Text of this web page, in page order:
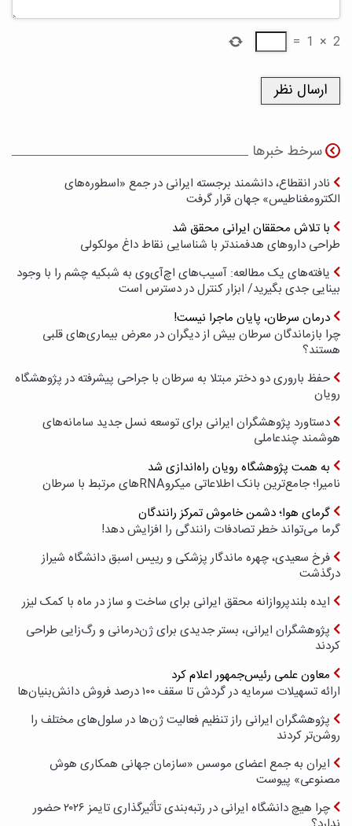
2
×
1
=
سرخط خبرها
نادر انقطاع، دانشمند برجسته ایرانی در جمع «اسطوره‌های
الکترومغناطیس» جهان قرار گرفت
با تلاش محققان ایرانی محقق شد
طراحی داروهای هدفمندتر با شناسایی نقاط داغ مولکولی
یافته‌های یک مطالعه: آسیب‌های اچ‌آی‌وی به شبکیه چشم را با وجود
بینایی جدی بگیرید/ ابزار کنترل در دسترس است
درمان سرطان، پایان ماجرا نیست!
چرا بازماندگان سرطان بیش از دیگران در معرض بیماری‌های قلبی
هستند؟
حفظ باروری دو دختر مبتلا به سرطان با جراحی پیشرفته در پژوهشگاه
رویان
دستاورد پژوهشگران ایرانی برای توسعه نسل جدید سامانه‌های
هوشمند چندعاملی
به همت پژوهشگاه رویان راه‌اندازی شد
نامیرا؛ جامع‌ترین بانک اطلاعاتی میکروRNAهای مرتبط با سرطان
گرمای هوا؛ دشمن خاموش تمرکز رانندگان
گرما می‌تواند خطر تصادفات رانندگی را افزایش دهد!
فرخ سعیدی، چهره ماندگار پزشکی و رییس اسبق دانشگاه شیراز
درگذشت
ایده بلندپروازانه محقق ایرانی برای ساخت و ساز در ماه با کمک لیزر
پژوهشگران ایرانی، بستر جدیدی برای ژن‌درمانی و رگ‌زایی طراحی
کردند
معاون علمی رئیس‌جمهور اعلام کرد
ارائه تسهیلات سرمایه در گردش تا سقف ۱۰۰ درصد فروش دانش‌بنیان‌ها
پژوهشگران ایرانی راز تنظیم فعالیت ژن‌ها در سلول‌های مختلف را
روشن‌تر کردند
ایران به جمع اعضای موسس «سازمان جهانی همکاری هوش
مصنوعی» پیوست
چرا هیچ دانشگاه ایرانی در رتبه‌بندی تأثیرگذاری تایمز ۲۰۲۶ حضور